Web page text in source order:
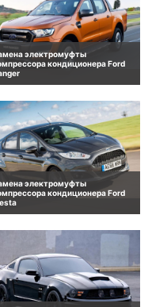
электромуфты
кондиционера Ford
электромуфты
кондиционера Ford